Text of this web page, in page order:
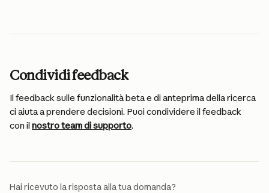
Condividi feedback
Il feedback sulle funzionalità beta e di anteprima della ricerca
ci aiuta a prendere decisioni. Puoi condividere il feedback
con il nostro team di supporto.
Hai ricevuto la risposta alla tua domanda?